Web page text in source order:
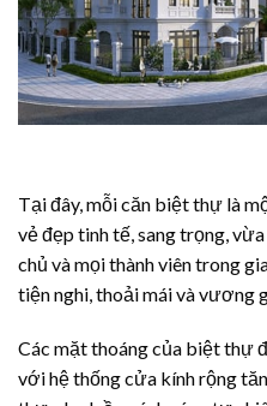
Tại đây, mỗi căn biệt thự là
vẻ đẹp tinh tế, sang trọng,
chủ và mọi thành viên trong
tiện nghi, thoải mái và vương
Các mặt thoáng của biệt thự
với hệ thống cửa kính rộng